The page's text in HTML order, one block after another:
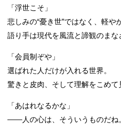
「浮世こそ」
悲しみの“憂き世”ではなく、軽や
語り手は現代を風流と諦観のまな
「会員制ぞや」
選ばれた人だけが入れる世界。
驚きと皮肉、そして理解をこめて
「あはれなるかな」
――人の心は、そういうものだね